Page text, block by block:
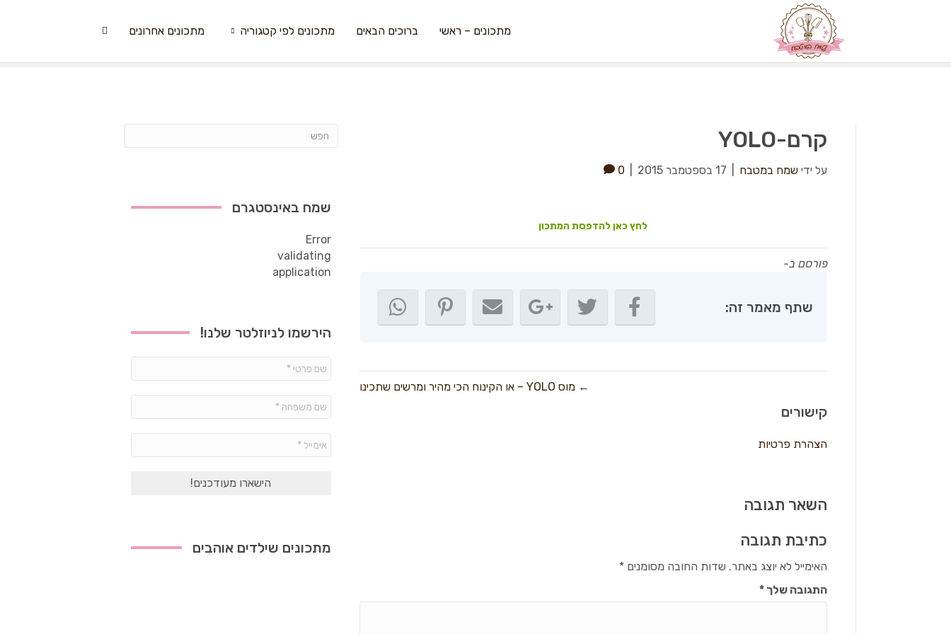
מתכונים – ראשי ברוכים הבאים מתכונים לפי קטגוריה מתכונים אחרונים
קרם-YOLO
על ידי שמח במטבח 17 בספטמבר 2015 0
לחץ כאן להדפסת המתכון
פורסם ב-
שתף מאמר זה:
← מוס YOLO – או הקינוח הכי מהיר ומרשים שתכינו
קישורים
הצהרת פרטיות
השאר תגובה
כתיבת תגובה
האימייל לא יוצג באתר. שדות החובה מסומנים*
התגובה שלך*
שמח באינסטגרם
Error
validating
application
הירשמו לניוזלטר שלנו!
פרטי
משפחה
*
מתכונים שילדים אוהבים